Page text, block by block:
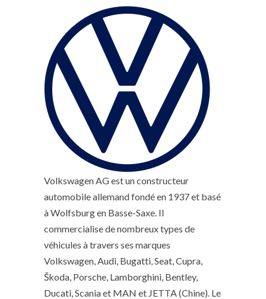
Volkswagen AG est un constructeur
automobile allemand fondé en 1937 et basé
à Wolfsburg en Basse-Saxe. Il
commercialise de nombreux types de
véhicules à travers ses marques
Volkswagen, Audi, Bugatti, Seat, Cupra,
Škoda, Porsche, Lamborghini, Bentley,
Ducati, Scania et MAN et JETTA (Chine). Le